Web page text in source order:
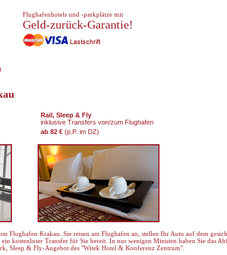
Rail, Sleep & Fly
inklusive Transfers von/zum Flughafen
ab 82 € (p.P. im DZ)
Flughafen Krakau. Sie reisen am Flughafen an, stellen Ihr Auto auf dem
kostenloser Transfer für Sie bereit. In nur wenigen Minuten haben Sie das
Sleep & Fly-Angebot des "Witek Hotel & Konferenz Zentrum".
Flughafenhotels und -parkplätze mit
Geld-zurück-Garantie!